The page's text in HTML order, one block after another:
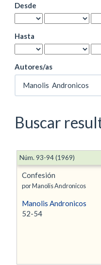
Desde
Hasta
Autores/as
Buscar
Confesión
por Manolis Andronicos
Manolis Andronicos
52-54
Núm. 93-94 (1969)